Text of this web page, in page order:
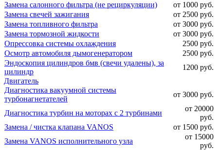
Замена салонного фильтра (не рециркуляции)
от 1000 руб.
Замена свечей зажигания
от 2500 руб.
Замена топливного фильтра
от 3000 руб.
Замена тормозной жидкости
от 3000 руб.
Опрессовка системы охлаждения
2500 руб.
Осмотр автомобиля дымогенератором
2500 руб.
Эндоскопия цилиндров бмв (свечи удалены), за
цилиндр
1200 руб.
Двигатель
Диагностика вакуумной системы
турбонагнетателей
от 3000 руб.
Диагностика турбин на моторах с 2 турбинами
от 20000
руб.
Замена / чистка клапана VANOS
от 1500 руб.
Замена VANOS исполнительного узла
от 15000
руб.